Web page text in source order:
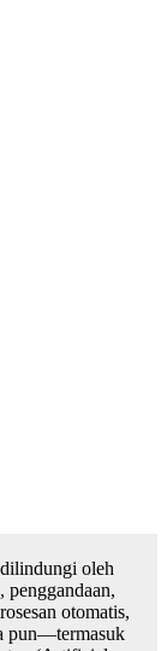
oleh
penggandaan,
otomatis,
pun—termasuk